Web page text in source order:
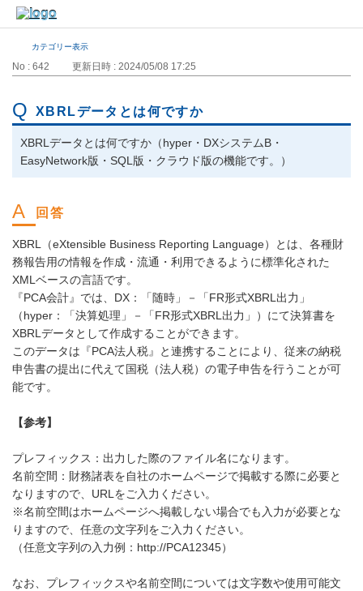
カテゴリー表示
No : 642 更新日時 : 2024/05/08 17:25
XBRLデータとは何ですか
XBRLデータとは何ですか（hyper・DXシステムB・
EasyNetwork版・SQL版・クラウド版の機能です。）
XBRL（eXtensible Business Reporting Language）とは、各種財
務報告用の情報を作成・流通・利用できるように標準化された
XMLベースの言語です。
『PCA会計』では、DX：「随時」－「FR形式XBRL出力」
（hyper：「決算処理」－「FR形式XBRL出力」）にて決算書を
XBRLデータとして作成することができます。
このデータは『PCA法人税』と連携することにより、従来の納税
申告書の提出に代えて国税（法人税）の電子申告を行うことが可
能です。
【参考】
プレフィックス：出力した際のファイル名になります。
名前空間：財務諸表を自社のホームページで掲載する際に必要と
なりますので、URLをご入力ください。
※名前空間はホームページへ掲載しない場合でも入力が必要とな
りますので、任意の文字列をご入力ください。
（任意文字列の入力例： http://PCA12345）
なお、プレフィックスや名前空間については文字数や使用可能文